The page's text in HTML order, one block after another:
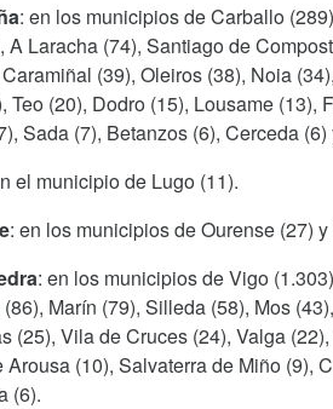
: en los municipios de Carballo
A Laracha (74), Santiago de
(39), Oleiros (38), Noia
Teo (20), Dodro (15), Lousame (13),
Sada (7), Betanzos (6), Cerceda
el municipio de Lugo (11).
: en los municipios de Ourense (27)
: en los municipios de Vigo
Marín (79), Silleda (58), Mos
(25), Vila de Cruces (24), Valga
(10), Salvaterra de Miño (9),
(6).